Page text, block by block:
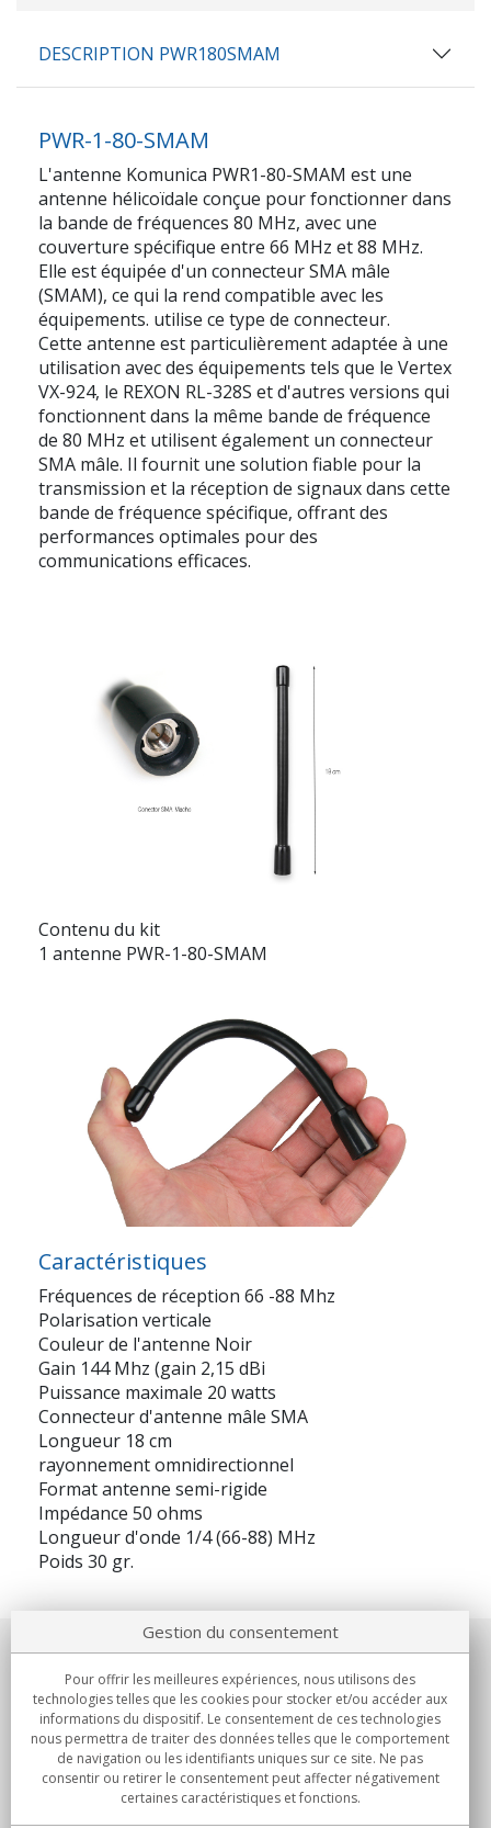
DESCRIPTION PWR180SMAM
PWR-1-80-SMAM
L'antenne Komunica PWR1-80-SMAM est une
antenne hélicoïdale conçue pour fonctionner dans
la bande de fréquences 80 MHz, avec une
couverture spécifique entre 66 MHz et 88 MHz.
Elle est équipée d'un connecteur SMA mâle
(SMAM), ce qui la rend compatible avec les
équipements. utilise ce type de connecteur.
Cette antenne est particulièrement adaptée à une
utilisation avec des équipements tels que le Vertex
VX-924, le REXON RL-328S et d'autres versions qui
fonctionnent dans la même bande de fréquence
de 80 MHz et utilisent également un connecteur
SMA mâle. Il fournit une solution fiable pour la
transmission et la réception de signaux dans cette
bande de fréquence spécifique, offrant des
performances optimales pour des
communications efficaces.
Contenu du kit
1 antenne PWR-1-80-SMAM
Caractéristiques
Fréquences de réception 66 -88 Mhz
Polarisation verticale
Couleur de l'antenne Noir
Gain 144 Mhz (gain 2,15 dBi
Puissance maximale 20 watts
Connecteur d'antenne mâle SMA
Longueur 18 cm
rayonnement omnidirectionnel
Format antenne semi-rigide
Impédance 50 ohms
Longueur d'onde 1/4 (66-88) MHz
Poids 30 gr.
Notre société
Engagements
Achats
Gestion du consentement
Pour offrir les meilleures expériences, nous utilisons des
technologies telles que les cookies pour stocker et/ou accéder aux
informations du dispositif. Le consentement de ces technologies
nous permettra de traiter des données telles que le comportement
de navigation ou les identifiants uniques sur ce site. Ne pas
consentir ou retirer le consentement peut affecter négativement
certaines caractéristiques et fonctions.